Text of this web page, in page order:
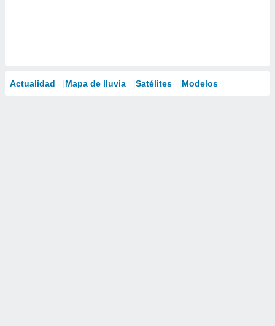
Actualidad Mapa de lluvia Satélites Modelos